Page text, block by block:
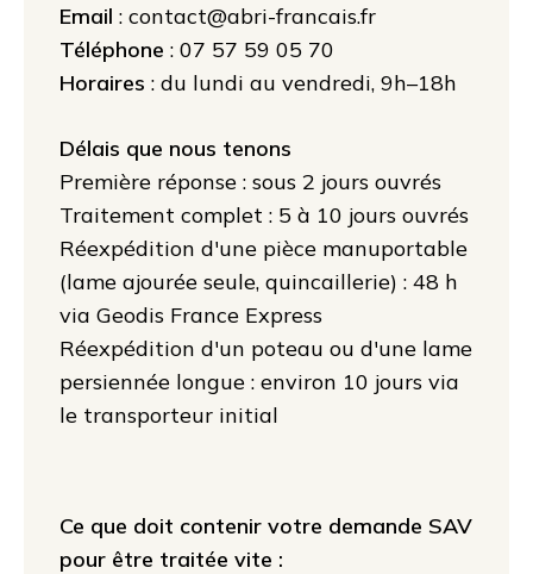
Email : contact@abri-francais.fr
Téléphone : 07 57 59 05 70
Horaires : du lundi au vendredi, 9h–18h
Délais que nous tenons
Première réponse : sous 2 jours ouvrés
Traitement complet : 5 à 10 jours ouvrés
Réexpédition d'une pièce manuportable
(lame ajourée seule, quincaillerie) : 48 h
via Geodis France Express
Réexpédition d'un poteau ou d'une lame
persiennée longue : environ 10 jours via
le transporteur initial
Ce que doit contenir votre demande SAV
pour être traitée vite :